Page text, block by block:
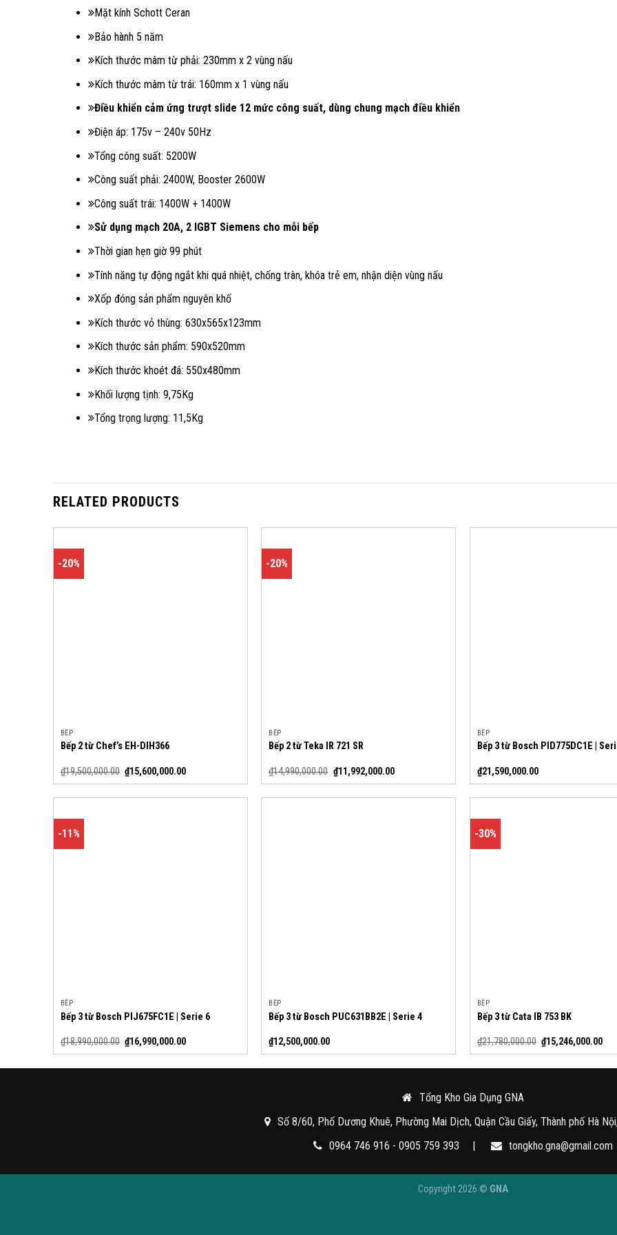
Mặt kính Schott Ceran
Bảo hành 5 năm
Kích thước mâm từ phải: 230mm x 2 vùng nấu
Kích thước mâm từ trái: 160mm x 1 vùng nấu
Điều khiển cảm ứng trượt slide 12 mức công suất, dùng chung mạch điều khiển
Điện áp: 175v – 240v 50Hz
Tổng công suất: 5200W
Công suất phải: 2400W, Booster 2600W
Công suất trái: 1400W + 1400W
Sử dụng mạch 20A, 2 IGBT Siemens cho mỗi bếp
Thời gian hẹn giờ 99 phút
Tính năng tự động ngắt khi quá nhiệt, chống tràn, khóa trẻ em, nhận diện vùng nấu
Xốp đóng sản phẩm nguyên khố
Kích thước vỏ thùng: 630x565x123mm
Kích thước sản phẩm: 590x520mm
Kích thước khoét đá: 550x480mm
Khối lượng tịnh: 9,75Kg
Tổng trọng lượng: 11,5Kg
RELATED PRODUCTS
-20%
BẾP
Bếp 2 từ Chef’s EH-DIH366
₫19,500,000.00 ₫15,600,000.00
-20%
BẾP
Bếp 2 từ Teka IR 721 SR
₫14,990,000.00 ₫11,992,000.00
BẾP
Bếp 3 từ Bosch PID775DC1E |
₫21,590,000.00
-11%
BẾP
Bếp 3 từ Bosch PIJ675FC1E | Serie 6
₫18,990,000.00 ₫16,990,000.00
BẾP
Bếp 3 từ Bosch PUC631BB2E | Serie 4
₫12,500,000.00
-30%
BẾP
Bếp 3 từ Cata IB 753 BK
₫21,780,000.00 ₫15,246,000.00
Tổng Kho Gia Dụng GNA
Số 8/60, Phố Dương Khuê, Phường Mai Dịch, Quận Cầu Giấy, Thành phố Hà
0964 746 916 - 0905 759 393
| tongkho.gna@gmail.com
Copyright 2026 © GNA